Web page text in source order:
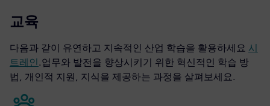
교육
다음과 같이 유연하고 지속적인 산업 학습을 활용하세요 시
트레인.업무와 발전을 향상시키기 위한 혁신적인 학습 방
법, 개인적 지원, 지식을 제공하는 과정을 살펴보세요.